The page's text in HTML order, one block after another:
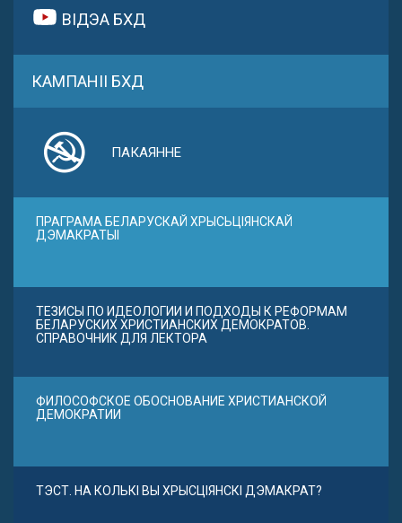
ВІДЭА БХД
КАМПАНІІ БХД
ПАКАЯННЕ
ПРАГРАМА БЕЛАРУСКАЙ ХРЫСЬЦІЯНСКАЙ
ДЭМАКРАТЫІ
ТЕЗИСЫ ПО ИДЕОЛОГИИ И ПОДХОДЫ К РЕФОРМАМ
БЕЛАРУСКИХ ХРИСТИАНСКИХ ДЕМОКРАТОВ.
СПРАВОЧНИК ДЛЯ ЛЕКТОРА
ФИЛОСОФСКОЕ ОБОСНОВАНИЕ ХРИСТИАНСКОЙ
ДЕМОКРАТИИ
ТЭСТ. НА КОЛЬКІ ВЫ ХРЫСЦІЯНСКІ ДЭМАКРАТ?